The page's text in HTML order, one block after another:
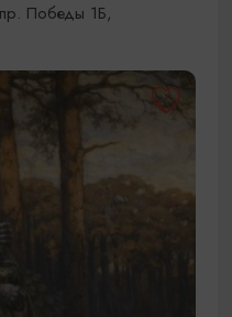
Победы 1Б,